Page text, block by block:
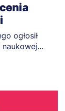
ogłosił